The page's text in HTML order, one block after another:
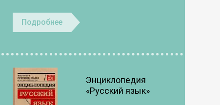
Подробнее
Энциклопедия
«Русский язык»